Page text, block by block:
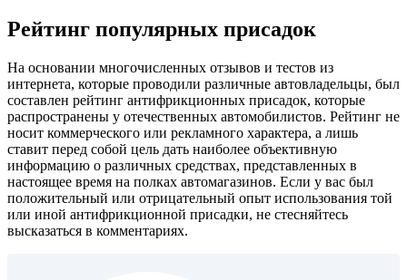
Рейтинг популярных присадок
На основании многочисленных отзывов и тестов из
интернета, которые проводили различные автовладельцы, был
составлен рейтинг антифрикционных присадок, которые
распространены у отечественных автомобилистов. Рейтинг не
носит коммерческого или рекламного характера, а лишь
ставит перед собой цель дать наиболее объективную
информацию о различных средствах, представленных в
настоящее время на полках автомагазинов. Если у вас был
положительный или отрицательный опыт использования той
или иной антифрикционной присадки, не стесняйтесь
высказаться в комментариях.